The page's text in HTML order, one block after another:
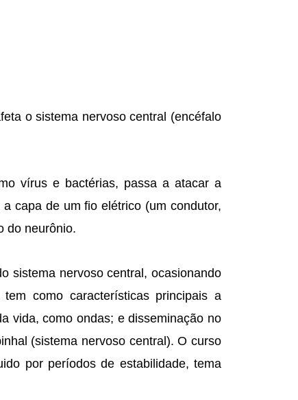
o sistema nervoso central (encéfalo
vírus e bactérias, passa a atacar a
capa de um fio elétrico (um condutor,
do neurônio.
sistema nervoso central, ocasionando
como características principais a
vida, como ondas; e disseminação no
(sistema nervoso central). O curso
por períodos de estabilidade, tema